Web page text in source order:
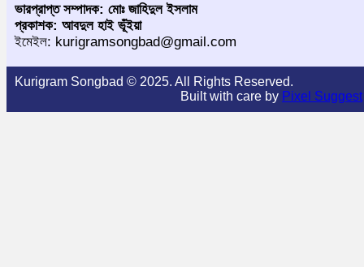
ভারপ্রাপ্ত সম্পাদক: মোঃ জাহিদুল ইসলাম
প্রকাশক: আবদুল হাই ভূঁইয়া
ইমেইল: kurigramsongbad@gmail.com
Kurigram Songbad © 2025. All Rights Reserved.
Built with care by Pixel Suggest